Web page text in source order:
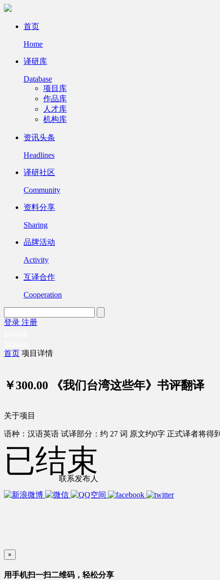
首页
Home
译研库
Database
项目库
作品库
人才库
机构库
资讯头条
Headlines
译研社区
Community
资料分享
Sharing
品牌活动
Activity
互译合作
Cooperation
登录 注册
首页 项目详情
￥300.00 《我们台湾这些年》书评翻译
关于项目
语种：汉语英语 试译部分：约 27 词 原文约0字 正式译者将得
联系发布人
已结束
×
用手机扫一扫二维码，轻松分享